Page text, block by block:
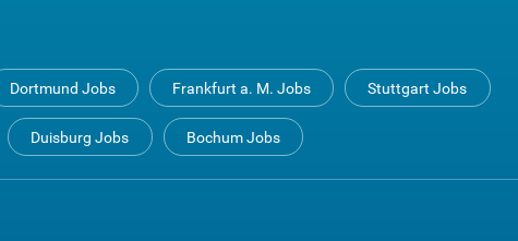
Dortmund Jobs Frankfurt a. M. Jobs Stuttgart Jobs
Duisburg Jobs Bochum Jobs